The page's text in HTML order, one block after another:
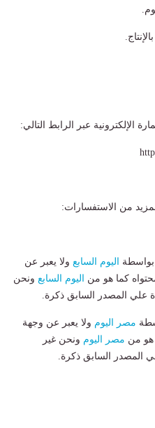
الإلكترونية عبر الرابط التالي:
لمزيد من الاستفسارات:
بواسطة اليوم السابع ولا يعبر عن
كما هو من اليوم السابع ونحن
علي المصدر السابق ذكرة.
مصر اليوم ولا يعبر عن وجهة
هو من مصر اليوم ونحن غير
المصدر السابق ذكرة.